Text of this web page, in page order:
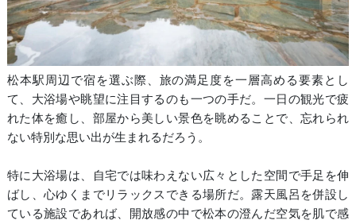
松本駅周辺で宿を選ぶ際、旅の満足度を一層高める要素とし
て、大浴場や眺望に注目するのも一つの手だ。一日の観光で疲
れた体を癒し、部屋から美しい景色を眺めることで、忘れられ
ない特別な思い出が生まれるだろう。
特に大浴場は、自宅では味わえない広々とした空間で手足を伸
ばし、心ゆくまでリラックスできる場所だ。露天風呂を併設し
ている施設であれば、開放感の中で松本の澄んだ空気を肌で感